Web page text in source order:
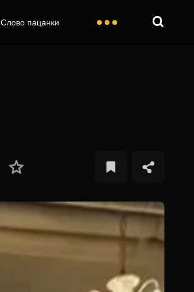
Слово пацанки